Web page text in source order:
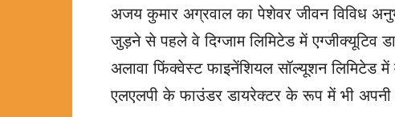
अजय कुमार अग्रवाल का पेशेवर जीवन विविध
जुड़ने से पहले वे दिग्जाम लिमिटेड में
अलावा फिंक्वेस्ट फाइनेंशियल सॉल्यूशन लिमिटेड में
एलएलपी के फाउंडर डायरेक्टर के रूप में भी